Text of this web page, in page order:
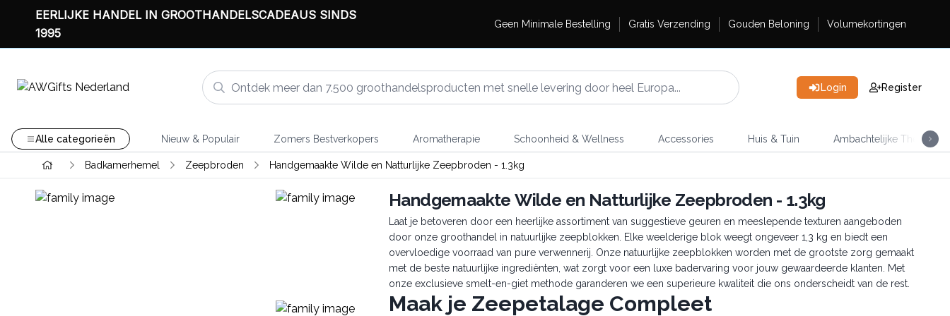
EERLIJKE HANDEL IN GROOTHANDELSCADEAUS SINDS
1995
Geen Minimale Bestelling Gratis Verzending Gouden Beloning Volumekortingen
Login Register
Alle categorieën Nieuw & Populair Zomers Bestverkopers Aromatherapie Schoonheid & Wellness Accessories Huis & Tuin Ambachtelijke Thee
Badkamerhemel Zeepbroden Handgemaakte Wilde en Natturlijke Zeepbroden - 1.3kg
Handgemaakte Wilde en Natturlijke Zeepbroden - 1.3kg
Laat je betoveren door een heerlijke assortiment van suggestieve geuren en meeslepende texturen aangeboden
door onze groothandel in natuurlijke zeepblokken. Elke weelderige blok weegt ongeveer 1,3 kg en biedt een
overvloedige voorraad van pure verwennerij. Onze natuurlijke zeepblokken worden met de grootste zorg gemaakt
met de beste natuurlijke ingrediënten, wat zorgt voor een luxe badervaring voor jouw gewaardeerde klanten. Met
onze exclusieve smelt-en-giet methode garanderen we een superieure kwaliteit die ons onderscheidt van de rest.
Maak je Zeepetalage Compleet